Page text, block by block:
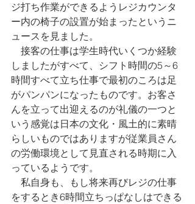
ジ打ち作業ができるようレジカウンタ
ー内の椅子の設置が始まったというニ
ュースを見ました。
接客の仕事は学生時代いくつか経験
しましたがすべて、シフト時間の5～6
時間すべて立ち仕事で最初のころは足
がパンパンになったものです。お客さ
んを立って出迎えるのが礼儀の一つと
いう感覚は日本の文化・風土的に素晴
らしいものではありますが従業員さん
の労働環境として見直される時期に入
っているようです。
私自身も、もし将来再びレジの仕事
をするとき6時間立ちっぱなしはできる